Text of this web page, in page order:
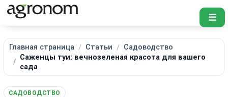
☰
Главная страница Статьи
Садоводство
Саженцы туи: вечнозеленая красота для вашего
сада
САДОВОДСТВО